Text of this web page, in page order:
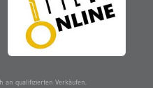
an qualifizierten Verkäufen.